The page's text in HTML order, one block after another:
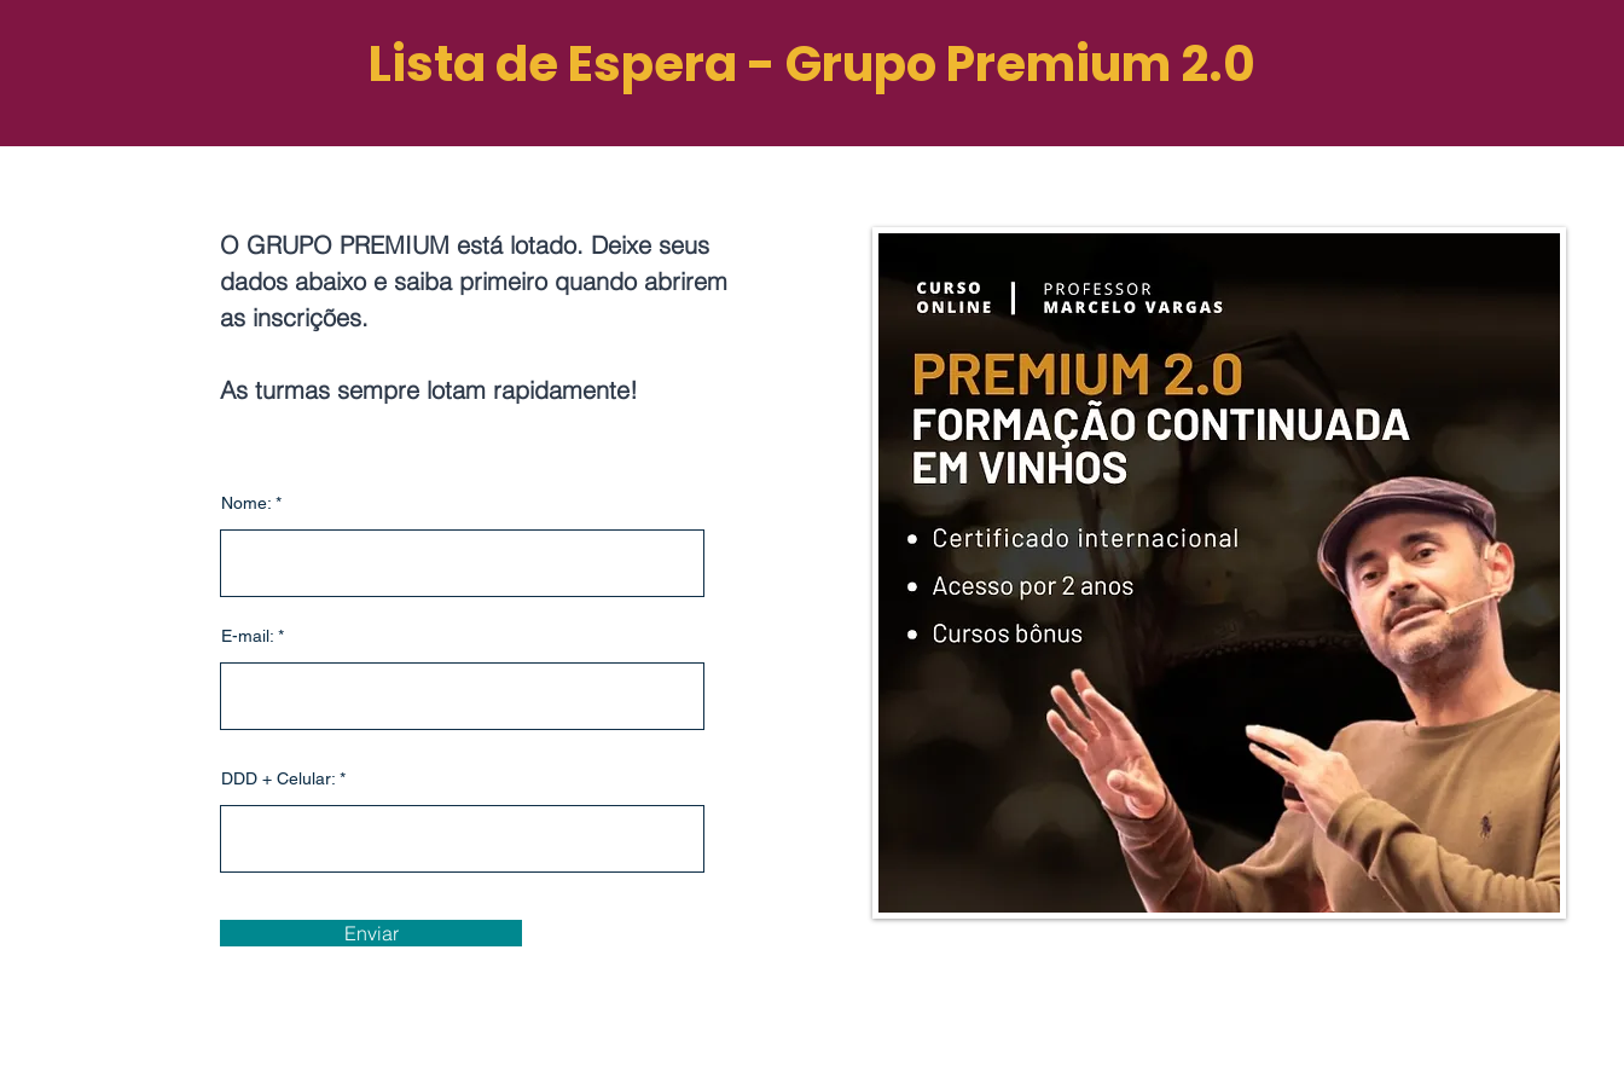
Lista de Espera - Grupo Premium 2.0
O GRUPO PREMIUM está lotado. Deixe seus
dados abaixo e saiba primeiro quando abrirem
as inscrições.
As turmas sempre lotam rapidamente!
Nome:
E-mail:
DDD + Celular:
Enviar